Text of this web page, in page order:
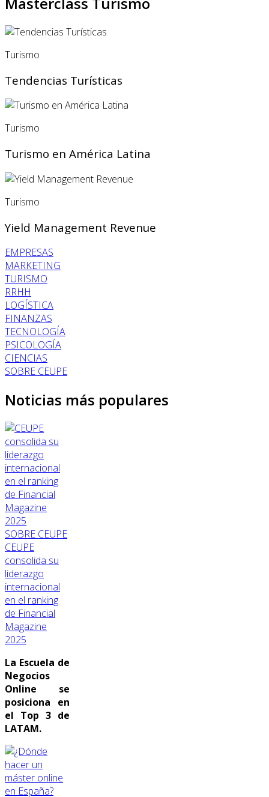
Turismo
Tendencias Turísticas
Turismo
Turismo en América Latina
Turismo
Yield Management Revenue
EMPRESAS
MARKETING
TURISMO
RRHH
LOGÍSTICA
FINANZAS
TECNOLOGÍA
PSICOLOGÍA
CIENCIAS
SOBRE CEUPE
Noticias más populares
SOBRE CEUPE
CEUPE
consolida su
liderazgo
internacional
en el ranking
de Financial
Magazine
2025
La Escuela de
Negocios
Online se
posiciona en
el Top 3 de
LATAM.